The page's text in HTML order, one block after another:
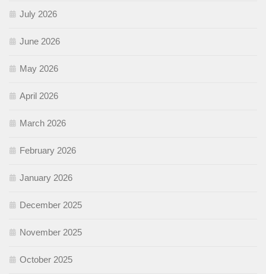
July 2026
June 2026
May 2026
April 2026
March 2026
February 2026
January 2026
December 2025
November 2025
October 2025